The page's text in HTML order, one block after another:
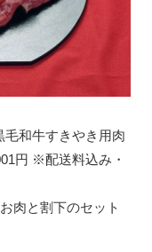
和牛すきやき用肉
円 ※配送料込み・
肉と割下のセット